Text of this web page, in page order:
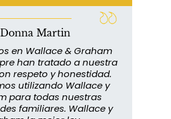
Donna Martin
en Wallace & Graham
han tratado a nuestra
respeto y honestidad.
utilizando Wallace y
para todas nuestras
familiares. Wallace y